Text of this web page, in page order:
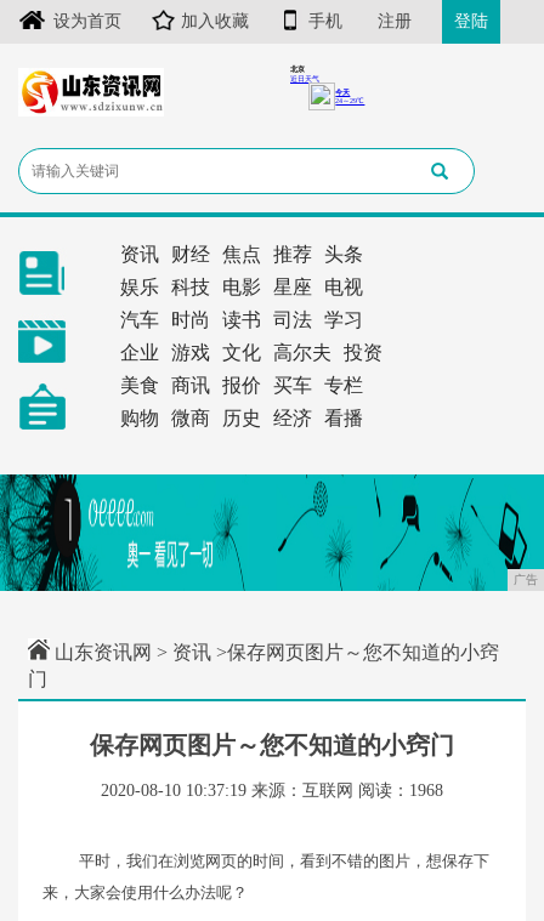
设为首页 加入收藏 手机 注册 登陆
资讯 财经 焦点 推荐
头条
娱乐
科技 电影 星座
电视
汽车
时尚 读书 司法
学习
企业
游戏 文化 高尔夫
投资
美食
商讯 报价 买车
专栏
购物
微商 历史 经济 看播
广告
山东资讯网 > 资讯 >保存网页图片～您不知道的小窍
门
保存网页图片～您不知道的小窍门
2020-08-10 10:37:19 来源：互联网 阅读：1968
平时，我们在浏览网页的时间，看到不错的图片，想保存下
来，大家会使用什么办法呢？